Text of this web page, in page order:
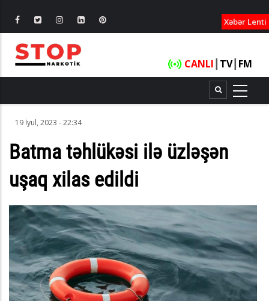
Xəbər Lenti
CANLI TV┃ FM
19 İyul, 2023 - 22:34
Batma təhlükəsi ilə üzləşən
uşaq xilas edildi